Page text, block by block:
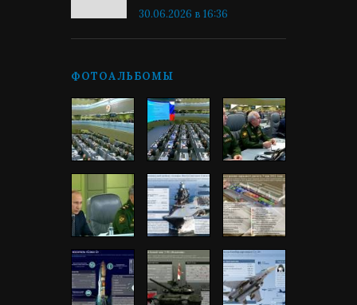
30.06.2026 в 16:36
ФОТОАЛЬБОМЫ